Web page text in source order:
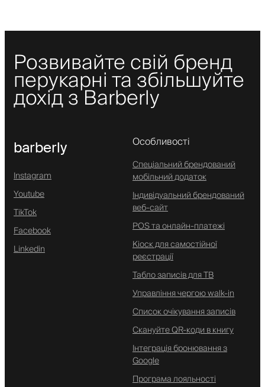
Розвивайте свій бренд
перукарні та збільшуйте
дохід з Barberly
barberly
Instagram
Youtube
TikTok
Facebook
Linkedin
Особливості
Спеціальний брендований
мобільний додаток
Індивідуальний брендований
веб-сайт
POS та онлайн-платежі
Кіоск для самостійної
реєстрації
Табло записів для ТВ
Управління чергою walk-in
Список очікування записів
Скануйте QR-коди в книгу
Інтеграція бронювання з
Google
Програма лояльності